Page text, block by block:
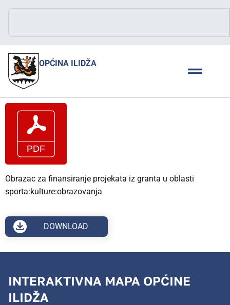
OPĆINA ILIDŽA
Obrazac za finansiranje projekata iz granta u oblasti
sporta:kulture:obrazovanja
DOWNLOAD
INTERAKTIVNA MAPA OPĆINE
ILIDŽA